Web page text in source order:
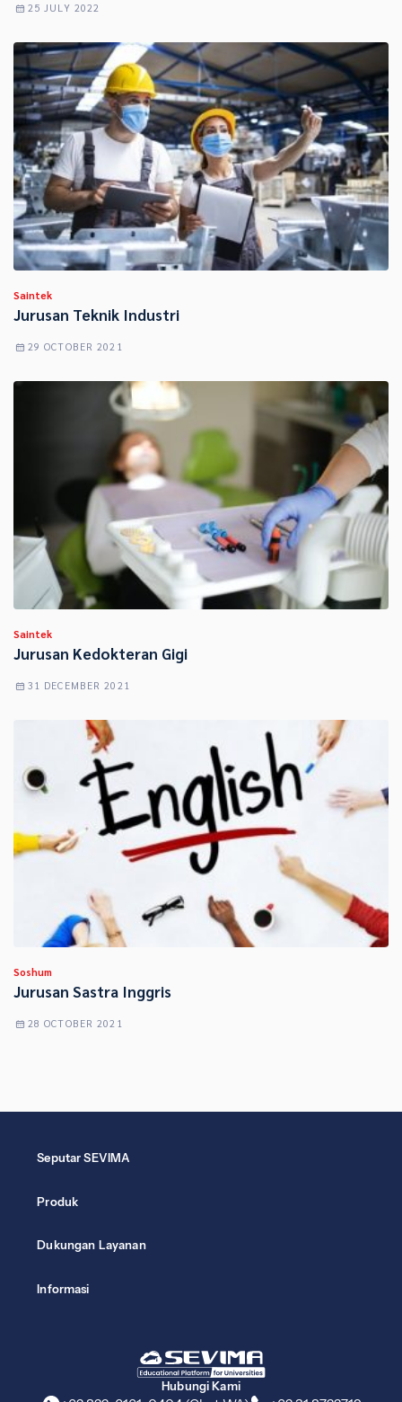
25 JULY 2022
Saintek
Jurusan Teknik Industri
29 OCTOBER 2021
Saintek
Jurusan Kedokteran Gigi
31 DECEMBER 2021
Soshum
Jurusan Sastra Inggris
28 OCTOBER 2021
Hubungi Kami
Seputar SEVIMA
Produk
Dukungan Layanan
Informasi